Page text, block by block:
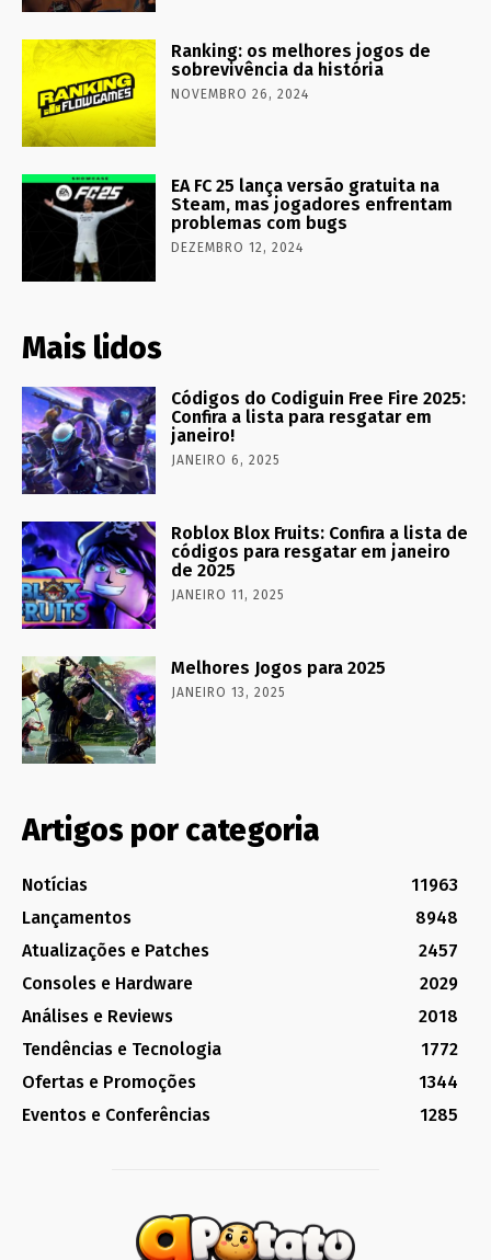
Ranking: os melhores jogos de
sobrevivência da história
NOVEMBRO 26, 2024
EA FC 25 lança versão gratuita na
Steam, mas jogadores enfrentam
problemas com bugs
DEZEMBRO 12, 2024
Mais lidos
Códigos do Codiguin Free Fire 2025:
Confira a lista para resgatar em
janeiro!
JANEIRO 6, 2025
Roblox Blox Fruits: Confira a lista de
códigos para resgatar em janeiro
de 2025
JANEIRO 11, 2025
Melhores Jogos para 2025
JANEIRO 13, 2025
Artigos por categoria
Notícias
11963
Lançamentos
8948
Atualizações e Patches
2457
Consoles e Hardware
2029
Análises e Reviews
2018
Tendências e Tecnologia
1772
Ofertas e Promoções
1344
Eventos e Conferências
1285